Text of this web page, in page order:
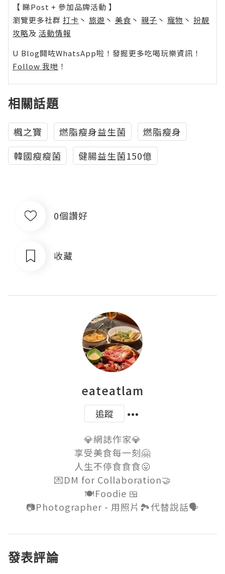
【 睇Post + 參加品牌活動 】
瀏覽更多社群 打卡 丶 旅遊 丶 美食 丶 親子 丶 寵物 丶 扮靚
攻略及 活動情報
U Blog開咗WhatsApp啦！發掘更多吃喝玩樂資訊！
Follow 我哋 ！
相關話題
楓之寶 燃脂瘦身益生菌
燃脂瘦身
韓國瘦瘦菌
健腸益生菌150億
0個讚好
收藏
eateatlam
追蹤
💎網誌作家💎
享受美食每一刻🤗
人生不停食食食😛
💌DM for Collaboration🤝
🍽Foodie 🍱
發表評論